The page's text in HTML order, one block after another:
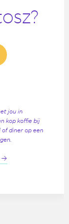
jou in
kop koffie bij
diner op een